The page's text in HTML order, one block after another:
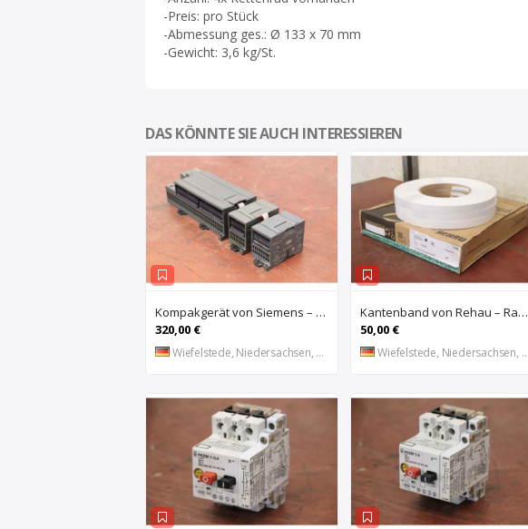
-Preis: pro Stück
-Abmessung ges.: Ø 133 x 70 mm
-Gewicht: 3,6 kg/St.
DAS KÖNNTE SIE AUCH INTERESSIEREN
Kompakgerät von Siemens – 6ES7 216-2AD22-OXBO 6ES 221-1BF22-OXAO
320,00 €
Wiefelstede, Niedersachsen, DE
Kantenband von Rehau – Raukantex FP 28/1 97556
50,00 €
Wiefelstede, Niedersachsen, DE